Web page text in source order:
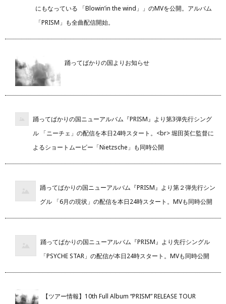
にもなっている 「Blowin’in the wind」」のMVを公開。アルバム
「PRISM」も全曲配信開始。
踊ってばかりの国よりお知らせ
踊ってばかりの国ニューアルバム『PRISM』より第3弾先行シング
ル 「ニーチェ」の配信を本日24時スタート。<br> 堀田英仁監督に
よるショートムービー「Nietzsche」も同時公開
踊ってばかりの国ニューアルバム『PRISM』より第２弾先行シン
グル 「6月の現状」の配信を本日24時スタート。MVも同時公開
踊ってばかりの国ニューアルバム『PRISM』より先行シングル
「PSYCHE STAR」の配信が本日24時スタート。MVも同時公開
【ツアー情報】10th Full Album “PRISM” RELEASE TOUR